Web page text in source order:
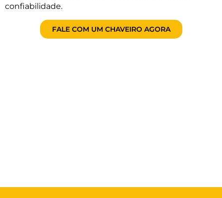
confiabilidade.
FALE COM UM CHAVEIRO AGORA